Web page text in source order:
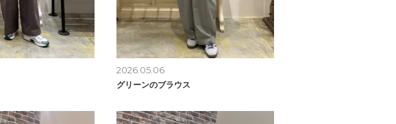
2026.05.06
グリーンのブラウス